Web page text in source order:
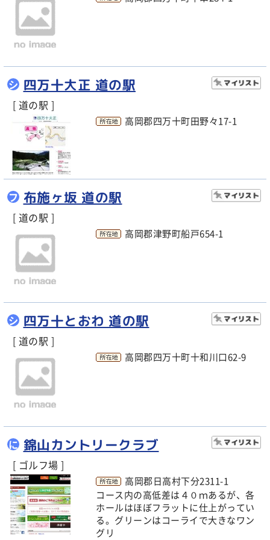
シ 四万十大正 道の駅
[ 道の駅 ]
高岡郡四万十町田野々17-1
フ 布施ヶ坂 道の駅
[ 道の駅 ]
高岡郡津野町船戸654-1
シ 四万十とおわ 道の駅
[ 道の駅 ]
高岡郡四万十町十和川口62-9
に 錦山カントリークラブ
[ ゴルフ場 ]
高岡郡日高村下分2311-1
コース内の高低差は４０ｍあるが、各
ホールはほぼフラットに仕上がってい
る。グリーンはコーライで大きなワン
グリ